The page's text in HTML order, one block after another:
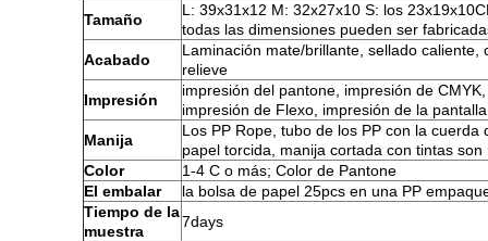
Tamaño
L: 39x31x12 M: 32x27x10 S: los
todas las dimensiones pueden ser
Acabado
Laminación mate/brillante, sellado caliente,
relieve
Impresión
impresión del pantone, impresión de
impresión de Flexo, impresión de la pantalla
Manija
Los PP Rope, tubo de los PP con la
papel torcida, manija cortada con tintas son
Color
1-4 C o más; Color de Pantone
El embalar
la bolsa de papel 25pcs en una PP
Tiempo de la
muestra
7days